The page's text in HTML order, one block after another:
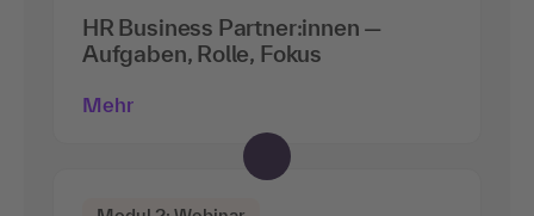
HR Business Partner:innen —
Aufgaben, Rolle, Fokus
Mehr